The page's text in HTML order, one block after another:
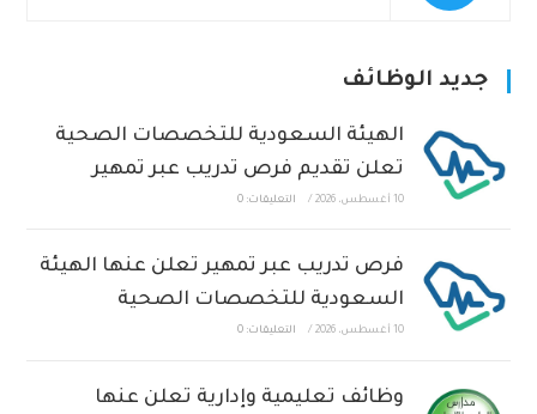
جديد الوظائف
الهيئة السعودية للتخصصات الصحية
تعلن تقديم فرص تدريب عبر تمهير
10 أغسطس، 2026 / التعليقات: 0
فرص تدريب عبر تمهير تعلن عنها الهيئة
السعودية للتخصصات الصحية
10 أغسطس، 2026 / التعليقات: 0
وظائف تعليمية وإدارية تعلن عنها